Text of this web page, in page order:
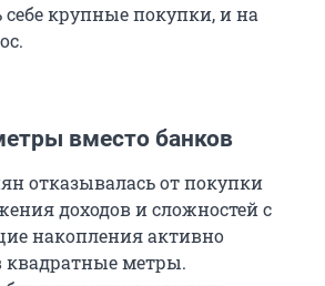
крупные покупки, и на
вместо банков
отказывалась от покупки
доходов и сложностей с
накопления активно
квадратные метры.